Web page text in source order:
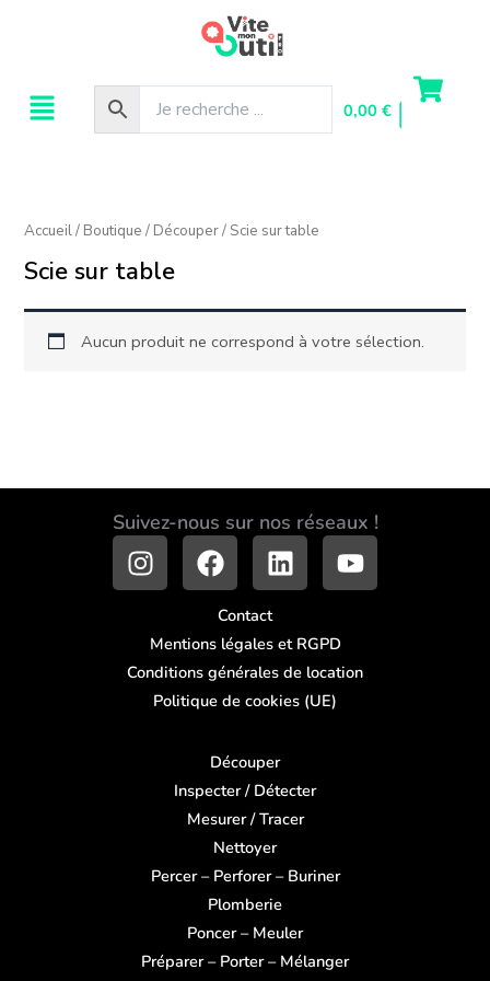
Menu 0,00 €
Accueil/ Boutique / Découper/ Scie sur table
Scie sur table
Aucun produit ne correspond à votre sélection.
Suivez-nous sur nos réseaux !
I
n
s
a
g
F
a
c
e
b
o
o
L
i
n
k
e
d
i
Y
o
u
b
Contact
Mentions légales et RGPD
Conditions générales de location
Politique de cookies (UE)
Découper
Inspecter / Détecter
Mesurer / Tracer
Nettoyer
Percer – Perforer – Buriner
Plomberie
Poncer – Meuler
Préparer – Porter – Mélanger